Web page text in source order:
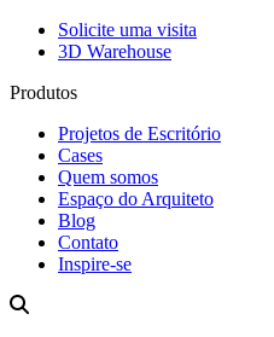
Solicite uma visita
3D Warehouse
Produtos
Projetos de Escritório
Cases
Quem somos
Espaço do Arquiteto
Blog
Contato
Inspire-se